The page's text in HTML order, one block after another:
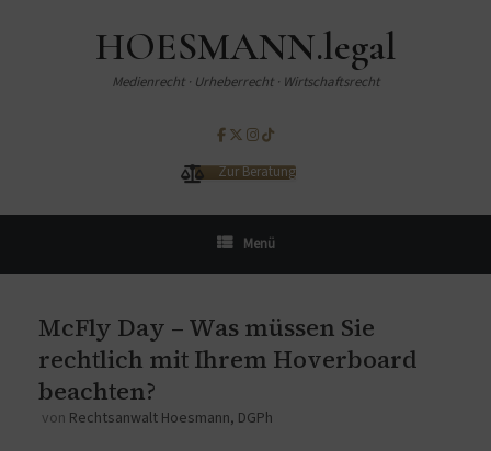
HOESMANN.legal
Medienrecht · Urheberrecht · Wirtschaftsrecht
Zur Beratung
Menü
McFly Day – Was müssen Sie
rechtlich mit Ihrem Hoverboard
beachten?
von Rechtsanwalt Hoesmann, DGPh